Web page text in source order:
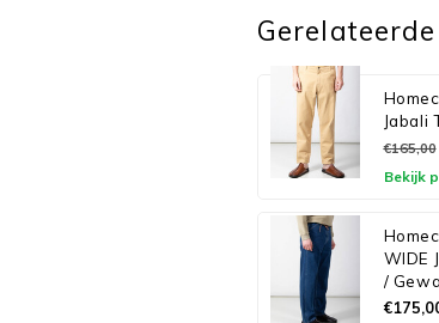
Jabali
€165,00
Bekijk
WIDE
/